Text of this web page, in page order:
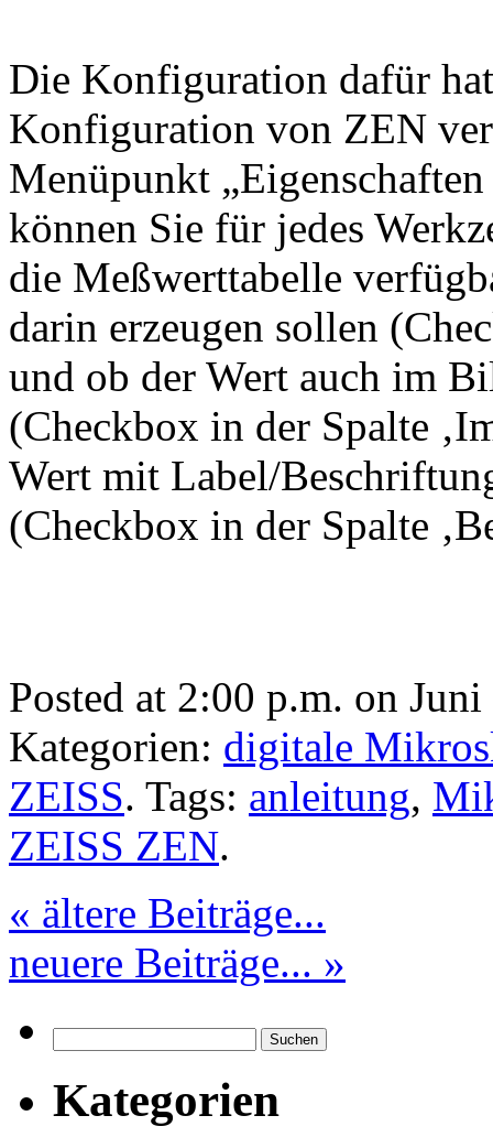
Die Konfiguration dafür
Konfiguration von ZEN
Menüpunkt
können Sie für jedes
die Meßwerttabelle
darin erzeugen sollen
und ob der Wert auch im
(Checkbox in der Spalte
Wert mit Label/
(Checkbox in der Spalte
Posted at 2:00 p.m. on
Kategorien: digitale
ZEISS. Tags: anleitung,
ZEISS ZEN.
« ältere Beiträge...
neuere Beiträge... »
nach:
Kategorien